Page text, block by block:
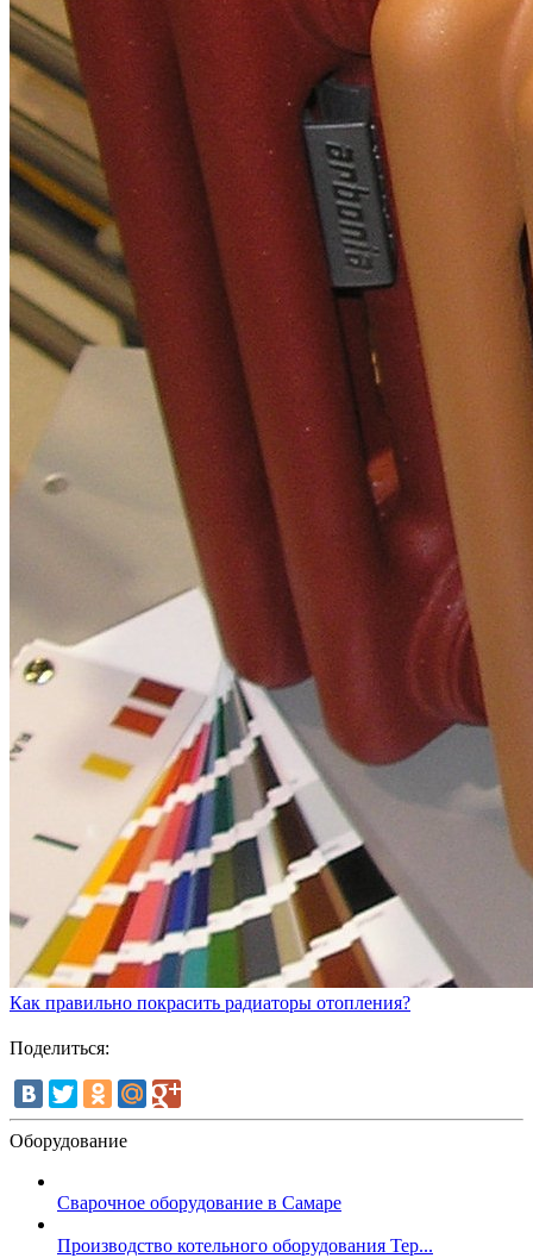
Как правильно покрасить радиаторы отопления?
Поделиться:
Оборудование
Сварочное оборудование в Самаре
Производство котельного оборудования Тер...